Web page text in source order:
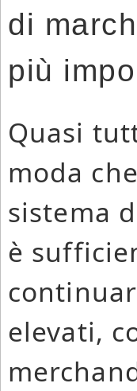
di
più
Quasi
moda
sistema
è
elevati,